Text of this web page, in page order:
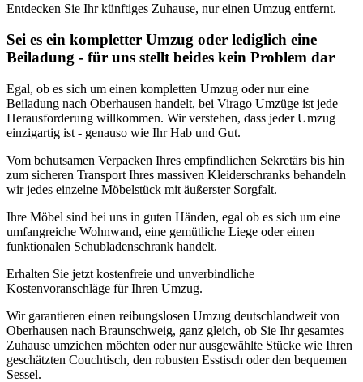
Entdecken Sie Ihr künftiges Zuhause, nur einen Umzug entfernt.
Sei es ein kompletter Umzug oder lediglich eine
Beiladung - für uns stellt beides kein Problem dar
Egal, ob es sich um einen kompletten Umzug oder nur eine
Beiladung nach Oberhausen handelt, bei Virago Umzüge ist jede
Herausforderung willkommen. Wir verstehen, dass jeder Umzug
einzigartig ist - genauso wie Ihr Hab und Gut.
Vom behutsamen Verpacken Ihres empfindlichen Sekretärs bis hin
zum sicheren Transport Ihres massiven Kleiderschranks behandeln
wir jedes einzelne Möbelstück mit äußerster Sorgfalt.
Ihre Möbel sind bei uns in guten Händen, egal ob es sich um eine
umfangreiche Wohnwand, eine gemütliche Liege oder einen
funktionalen Schubladenschrank handelt.
Erhalten Sie jetzt kostenfreie und unverbindliche
Kostenvoranschläge für Ihren Umzug.
Wir garantieren einen reibungslosen Umzug deutschlandweit von
Oberhausen nach Braunschweig, ganz gleich, ob Sie Ihr gesamtes
Zuhause umziehen möchten oder nur ausgewählte Stücke wie Ihren
geschätzten Couchtisch, den robusten Esstisch oder den bequemen
Sessel.